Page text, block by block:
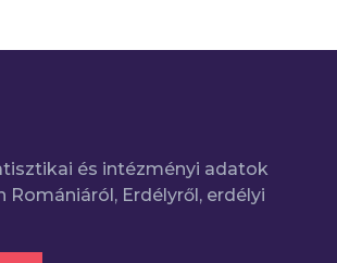
és intézményi adatok
Romániáról, Erdélyről, erdélyi